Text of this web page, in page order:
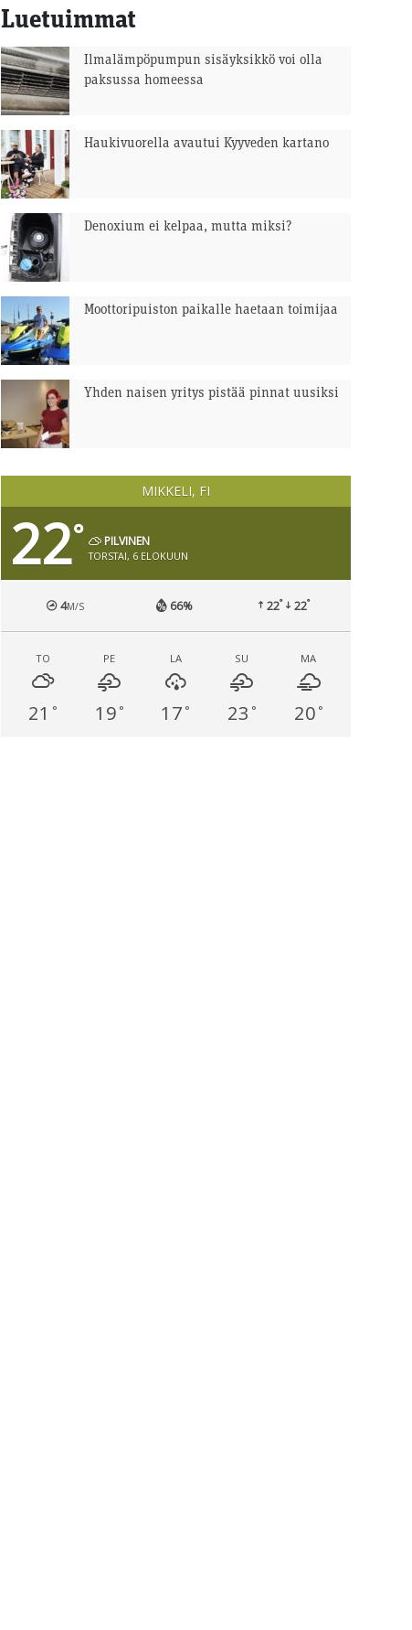
Luetuimmat
Ilmalämpöpumpun sisäyksikkö voi olla
paksussa homeessa
Haukivuorella avautui Kyyveden kartano
Denoxium ei kelpaa, mutta miksi?
Moottoripuiston paikalle haetaan toimijaa
Yhden naisen yritys pistää pinnat uusiksi
MIKKELI, FI
22° PILVINEN
TORSTAI, 6 ELOKUUN
4M/S 66% 22° 22°
TO
21 °
PE
19 °
LA
17 °
SU
23 °
MA
20 °